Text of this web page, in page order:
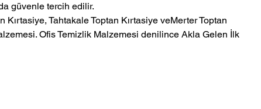
güvenle tercih edilir.
Ofis Temizlik Malzemesi denilince Akla Gelen İlk